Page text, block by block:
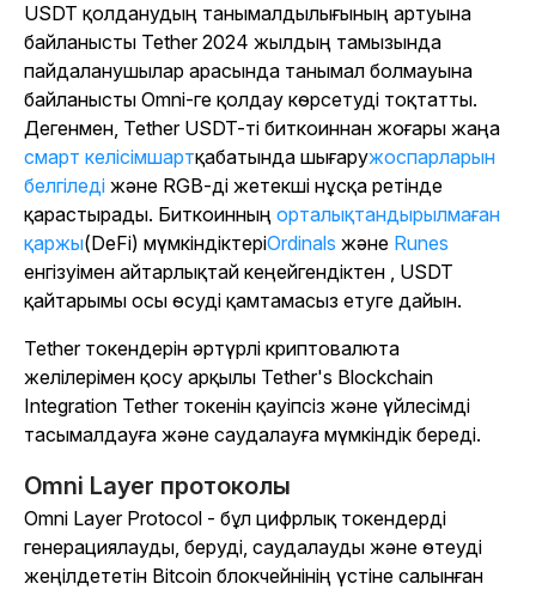
USDT қолданудың танымалдылығының артуына
байланысты Tether 2024 жылдың тамызында
пайдаланушылар арасында танымал болмауына
байланысты Omni-ге қолдау көрсетуді тоқтатты.
Дегенмен, Tether USDT-ті биткоиннан жоғары жаңа
смарт келісімшартқабатында шығаружоспарларын
белгіледі және RGB-ді жетекші нұсқа ретінде
қарастырады. Биткоинның орталықтандырылмаған
қаржы(DeFi) мүмкіндіктеріOrdinals және Runes
енгізуімен айтарлықтай кеңейгендіктен , USDT
қайтарымы осы өсуді қамтамасыз етуге дайын.
Tether токендерін әртүрлі криптовалюта
желілерімен қосу арқылы Tether's Blockchain
Integration Tether токенін қауіпсіз және үйлесімді
тасымалдауға және саудалауға мүмкіндік береді.
Omni Layer протоколы
Omni Layer Protocol - бұл цифрлық токендерді
генерациялауды, беруді, саудалауды және өтеуді
жеңілдететін Bitcoin блокчейнінің үстіне салынған